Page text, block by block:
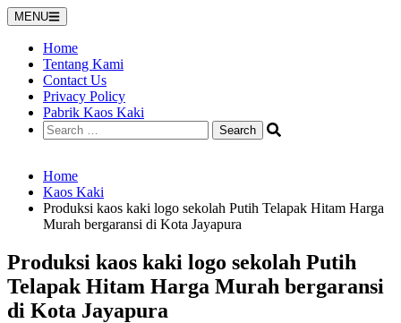
Skip
to
content
MENU
Home
Tentang Kami
Contact Us
Privacy Policy
Pabrik Kaos Kaki
Search
for:
Home
Kaos Kaki
Produksi kaos kaki logo sekolah Putih Telapak Hitam Harga
Murah bergaransi di Kota Jayapura
Produksi kaos kaki logo sekolah Putih
Telapak Hitam Harga Murah bergaransi
di Kota Jayapura